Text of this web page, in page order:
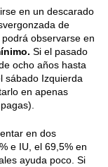
en un descarado
de
observarse en
Si el pasado
ocho años hasta
sábado Izquierda
en apenas
en dos
e IU, el 69,5% en
ayuda poco. Si